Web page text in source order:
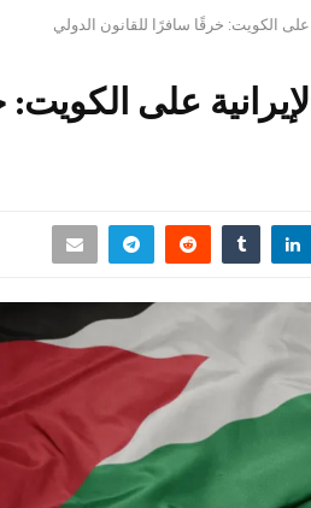
على الكويت: خرقًا سافرًا للقانون الدولي
على